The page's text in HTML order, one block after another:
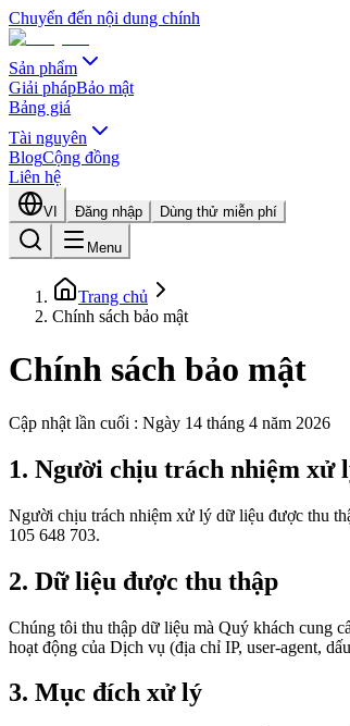
Chuyển đến nội dung chính
Sản phẩm
Giải phápBảo mật
Bảng giá
Tài nguyên
BlogCộng đồng
Liên hệ
VI Đăng nhập Dùng thử miễn phí
Menu
Trang chủ
Chính sách bảo mật
Chính sách bảo mật
Cập nhật lần cuối : Ngày 14 tháng 4 năm 2026
1. Người chịu trách nhiệm xử
Người chịu trách nhiệm xử lý dữ liệu được thu
105 648 703.
2. Dữ liệu được thu thập
Chúng tôi thu thập dữ liệu mà Quý khách cung
hoạt động của Dịch vụ (địa chỉ IP, user-agent,
3. Mục đích xử lý